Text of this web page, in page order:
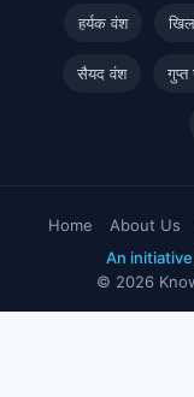
हर्यक वंश
सैयद वंश गुप्त
Home About Us
An
© 2026